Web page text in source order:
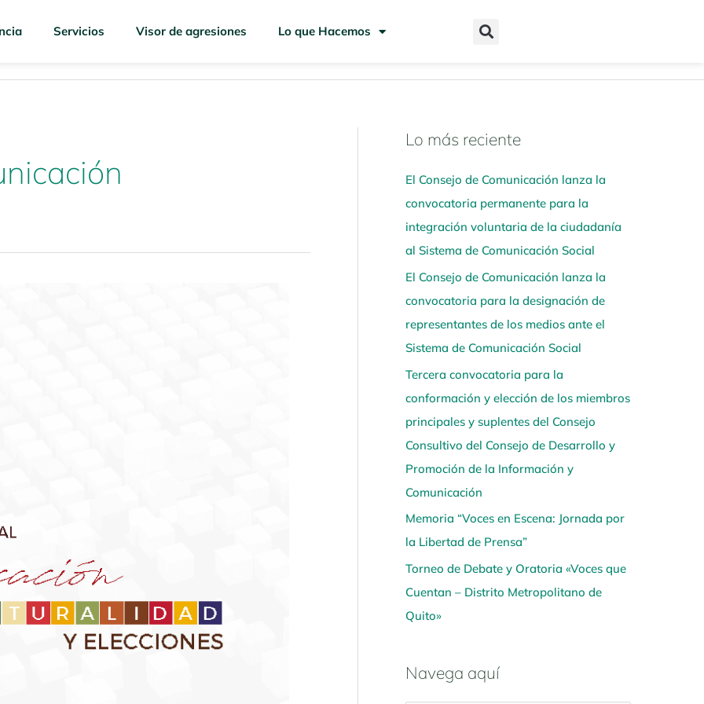
Servicios Visor de agresiones Lo que Hacemos
Lo más reciente
El Consejo de Comunicación lanza la
convocatoria permanente para la
integración voluntaria de la ciudadanía
al Sistema de Comunicación Social
El Consejo de Comunicación lanza la
convocatoria para la designación de
representantes de los medios ante el
Sistema de Comunicación Social
Tercera convocatoria para la
conformación y elección de los miembros
principales y suplentes del Consejo
Consultivo del Consejo de Desarrollo y
Promoción de la Información y
Comunicación
Memoria “Voces en Escena: Jornada por
la Libertad de Prensa”
Torneo de Debate y Oratoria «Voces que
Cuentan – Distrito Metropolitano de
Quito»
Navega aquí
N
v
e
g
a
a
q
u
í